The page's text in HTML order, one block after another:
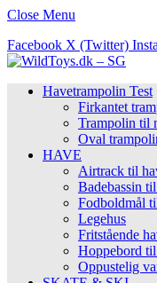
Close Menu
Facebook X (Twitter)
Havetrampolin Test
Firkantet
Trampolin til
Oval
HAVE
Airtrack til
Badebassin
Fodboldmål
Legehus
Fritstående
Hoppebord
Oppustelig